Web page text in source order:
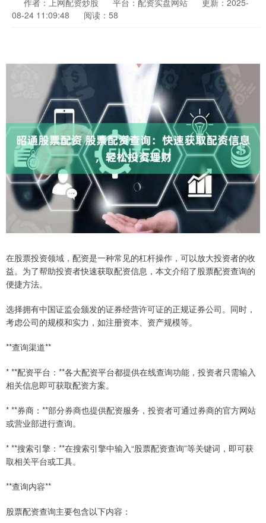
作者：上网配资炒股 平台：配资实盘网站
更新：2025-
08-24 11:09:48
阅读：58
在股票投资领域，配资是一种常见的杠杆操作，可以放大投资者的收
益。为了帮助投资者快速获取配资信息，本文介绍了股票配资查询的
便捷方法。
选择拥有中国证监会颁发的证券经营许可证的正规证券公司。同时，
考虑公司的规模和实力，如注册资本、资产规模等。
**查询渠道**
* **配资平台：**各大配资平台都提供在线查询功能，投资者只需输入
相关信息即可获取配资方案。
* **券商：**部分券商也提供配资服务，投资者可通过券商的官方网站
或营业部进行查询。
* **搜索引擎：**在搜索引擎中输入“股票配资查询”等关键词，即可获
取相关平台或工具。
**查询内容**
股票配资查询主要包含以下内容：